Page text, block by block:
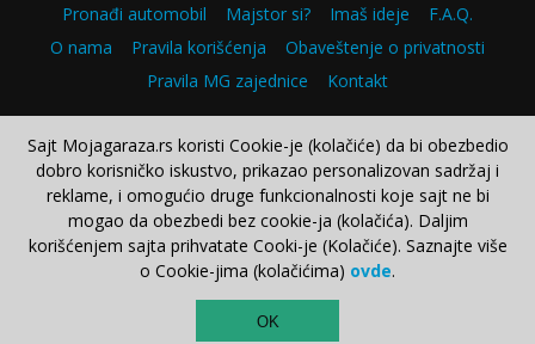
Pronađi automobil Majstor si? Imaš ideje
F.A.Q.
O nama
Pravila korišćenja
Obaveštenje o privatnosti
Pravila MG zajednice
Kontakt
Copyright © 2000–2026.
Sajt Mojagaraza.rs koristi Cookie-je (kolačiće) da bi obezbedio
dobro korisničko iskustvo, prikazao personalizovan sadržaj i
reklame, i omogućio druge funkcionalnosti koje sajt ne bi
mogao da obezbedi bez cookie-ja (kolačića). Daljim
korišćenjem sajta prihvatate Cooki-je (Kolačiće). Saznajte više
o Cookie-jima (kolačićima) ovde.
OK